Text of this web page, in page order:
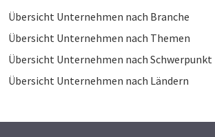
Übersicht Unternehmen nach Branche
Übersicht Unternehmen nach Themen
Übersicht Unternehmen nach Schwerpunkt
Übersicht Unternehmen nach Ländern